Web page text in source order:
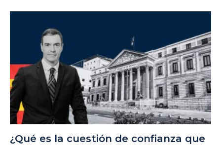
¿Qué es la cuestión de confianza que